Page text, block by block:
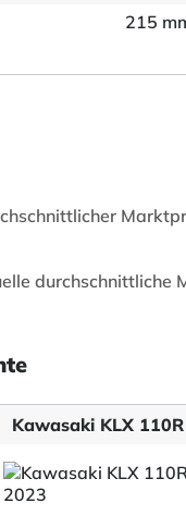
215
durchschnittliche
Kawasaki KLX